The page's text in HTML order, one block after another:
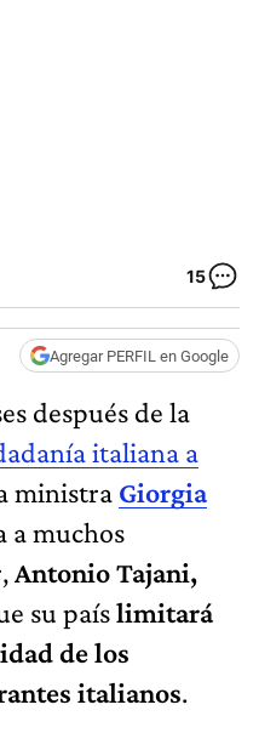
15
Agregar PERFIL en Google
después de la
italiana a
ministra Giorgia
a muchos
Antonio Tajani,
su paíslimitará
de los
italianos.